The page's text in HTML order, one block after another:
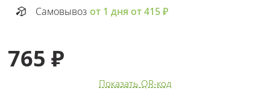
Самовывоз от 1 дня от 415 ₽
765 ₽
Показать QR-код